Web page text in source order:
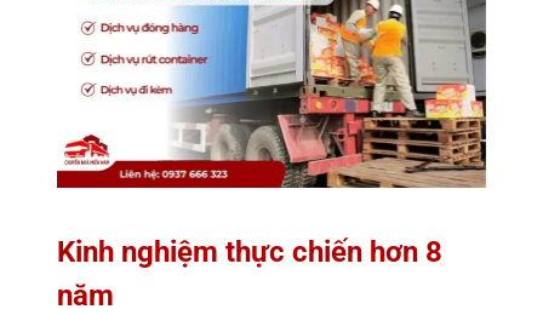
Kinh nghiệm thực chiến hơn 8
năm